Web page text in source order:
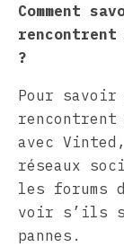
Comment
rencontrent
?
Pour
rencontrent
avec
réseaux
les forums
voir s’ils
pannes.